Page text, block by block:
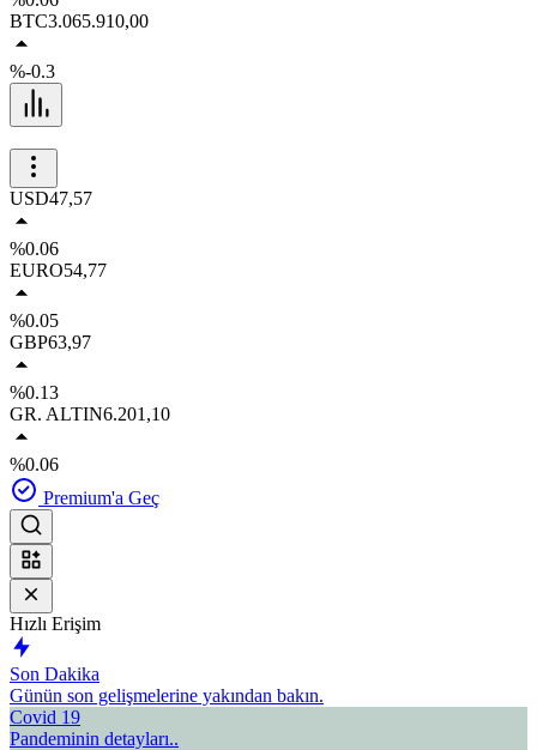
BTC3.065.910,00
%-0.3
USD47,57
%0.06
EURO54,77
%0.05
GBP63,97
%0.13
GR. ALTIN6.201,10
%0.06
Premium'a Geç
Hızlı Erişim
Son Dakika
Günün son gelişmelerine yakından bakın.
Covid 19
Pandeminin detayları..